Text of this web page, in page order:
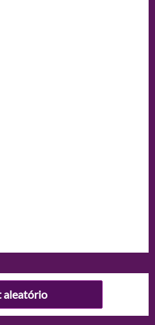
aleatório